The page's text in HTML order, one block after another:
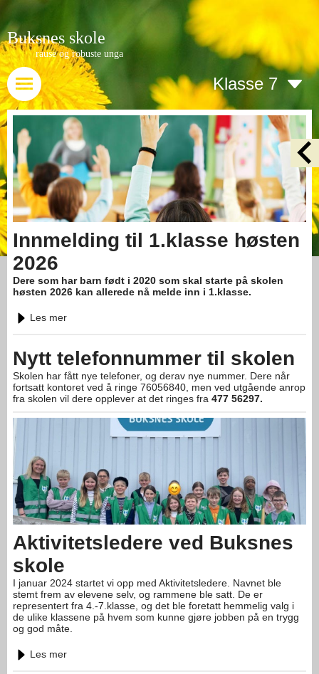
Buksnes skole
rause og robuste unga
Klasse 7
Innmelding til 1.klasse høsten
2026
Dere som har barn født i 2020 som skal starte på skolen
høsten 2026 kan allerede nå melde inn i 1.klasse.
Les mer
Nytt telefonnummer til skolen
Skolen har fått nye telefoner, og derav nye nummer. Dere når
fortsatt kontoret ved å ringe 76056840, men ved utgående anrop
fra skolen vil dere opplever at det ringes fra 477 56297.
Aktivitetsledere ved Buksnes
skole
I januar 2024 startet vi opp med Aktivitetsledere. Navnet ble
stemt frem av elevene selv, og rammene ble satt. De er
representert fra 4.-7.klasse, og det ble foretatt hemmelig valg i
de ulike klassene på hvem som kunne gjøre jobben på en trygg
og god måte.
Les mer